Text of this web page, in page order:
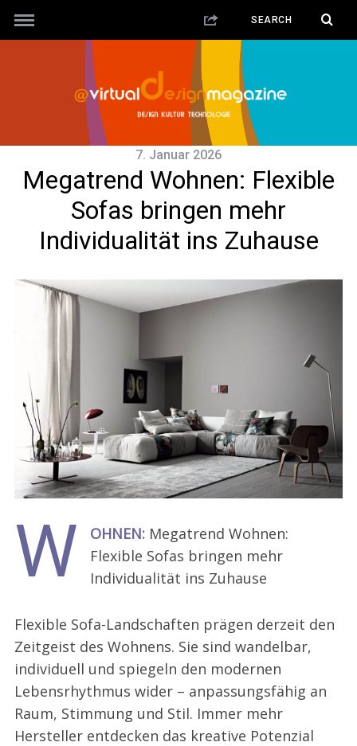
7. Januar 2026
Megatrend Wohnen: Flexible
Sofas bringen mehr
Individualität ins Zuhause
W OHNEN:Megatrend Wohnen:
Flexible Sofas bringen mehr
Individualität ins Zuhause
Flexible Sofa-Landschaften prägen derzeit den
Zeitgeist des Wohnens. Sie sind wandelbar,
individuell und spiegeln den modernen
Lebensrhythmus wider – anpassungsfähig an
Raum, Stimmung und Stil. Immer mehr
Hersteller entdecken das kreative Potenzial